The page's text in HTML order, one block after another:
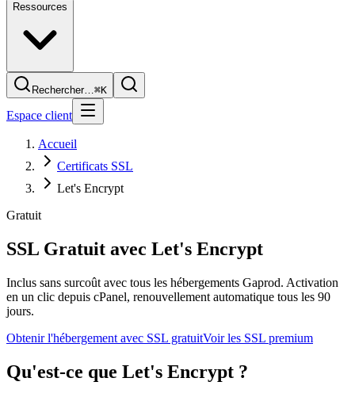
Ressources
Rechercher…⌘K
Espace client
Accueil
Certificats SSL
Let's Encrypt
Gratuit
SSL Gratuit avec Let's Encrypt
Inclus sans surcoût avec tous les hébergements Gaprod. Activation
en un clic depuis cPanel, renouvellement automatique tous les 90
jours.
Obtenir l'hébergement avec SSL gratuitVoir les SSL premium
Qu'est-ce que Let's Encrypt ?